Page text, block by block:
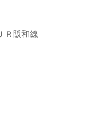
ＪＲ阪和線